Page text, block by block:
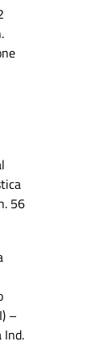
56
–
Ind.